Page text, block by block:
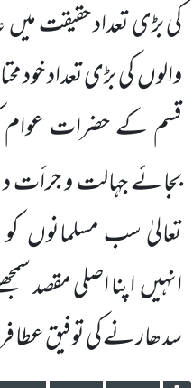
کی بڑی تعداد حقیقت میں
والوںکی بڑی تعداد خود
قسم کے حضرات عوام
بجائے جہالت و
تعالیٰ سب مسلمانوں
انہیںاپنا اصلی مقصد
سدھارنے کی توفیق عطا